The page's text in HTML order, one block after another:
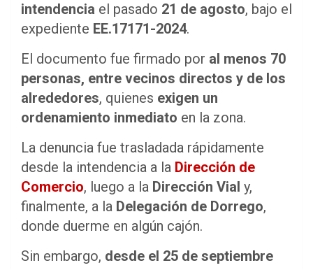
intendencia el pasado 21 de agosto, bajo el
expediente EE.17171-2024.
El documento fue firmado por al menos 70
personas, entre vecinos directos y de los
alrededores, quienes exigen un
ordenamiento inmediato en la zona.
La denuncia fue trasladada rápidamente
desde la intendencia a la Dirección de
Comercio, luego a la Dirección Vial y,
finalmente, a la Delegación de Dorrego,
donde duerme en algún cajón.
Sin embargo, desde el 25 de septiembre